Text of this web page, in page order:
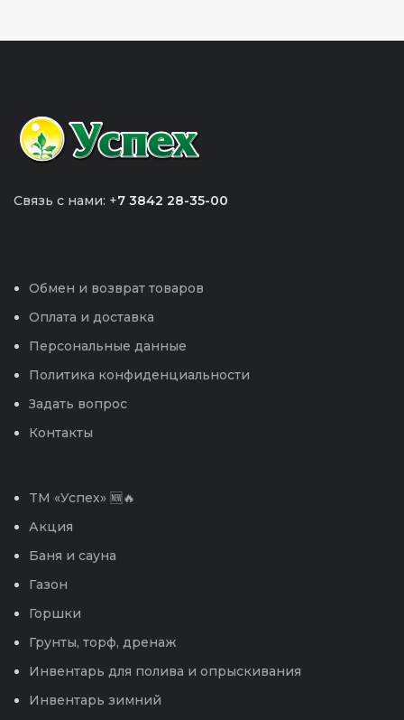
Связь с нами: +7 3842 28-35-00
Обмен и возврат товаров
Оплата и доставка
Персональные данные
Политика конфиденциальности
Задать вопрос
Контакты
TM «Успех» 🆕🔥
Акция
Баня и сауна
Газон
Горшки
Грунты, торф, дренаж
Инвентарь для полива и опрыскивания
Инвентарь зимний